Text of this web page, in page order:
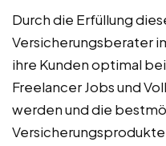
Durch die Erfüllung
Versicherungsberater
ihre Kunden optimal
Freelancer Jobs und
werden und die